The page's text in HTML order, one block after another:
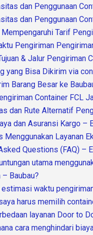
dan Penggunaan
dan Penggunaan
Tarif
Pengiriman
& Jalur Pengiriman
yang Bisa Dikirim via
Barang Besar ke
Container FCL
dan Rute Alternatif
dan Asuransi Kargo –
Menggunakan Layanan
Questions (FAQ) –
utama
Baubau?
estimasi waktu
harus memilih
layanan Door to
cara menghindari